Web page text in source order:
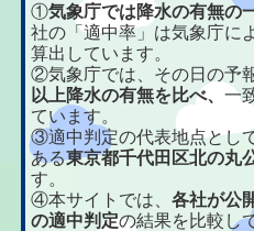
①気象庁では降水の有無の
社の「適中率」は気象庁に
算出しています。
②気象庁では、その日の予
以上降水の有無を比べ、一
ています。
③適中判定の代表地点とし
ある東京都千代田区北の丸
す。
④本サイトでは、各社が公
の適中判定の結果を比較し